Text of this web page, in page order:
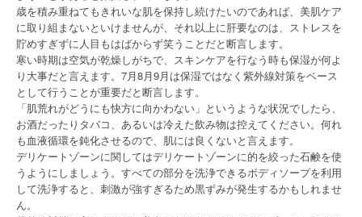
歳を積み重ねてもきれいな肌を保持し続けたいのであれば、美肌ケア
に取り組まないといけませんが、それ以上に肝要なのは、ストレスを
貯めすぎずに人目もはばからず笑うことだと断言します。
寒い時期は空気が乾燥しがちで、スキンケアを行なう時も保湿が何よ
り大事だと言えます。7月8月9月は保湿ではなく紫外線対策をベース
として行うことが重要だと断言します。
「肌荒れがどうにも快方に向かわない」というような状況でしたら、
お酒だったりタバコ、あるいは冷えた飲み物は控えてください。何れ
も血液循環を鈍化させるので、肌には良くないと言えます。
デリケートゾーンに関してはデリケートゾーンに的を絞った石鹸を使
うようにしましょう。すべての部分を洗浄できるボディソープを利用
して洗浄すると、刺激が強すぎるため黒ずみが発生するかもしれませ
ん。